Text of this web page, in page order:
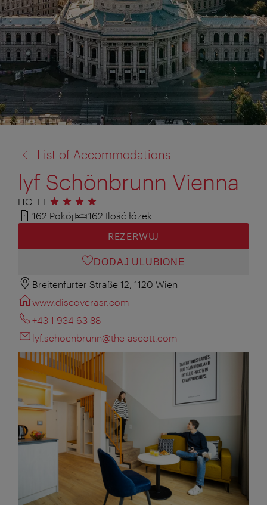
do:
List of Accommodations
lyf Schönbrunn Vienna
HOTEL 4 gwiazdki
162 Pokój
162 Ilość łóżek
REZERWUJ
DODAJ ULUBIONE
Breitenfurter Straße 12, 1120 Wien
www.discoverasr.com
+43 1 934 63 88
lyf.schoenbrunn@the-ascott.com